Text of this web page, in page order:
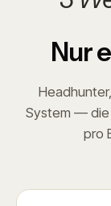
Nur
System — die
pro